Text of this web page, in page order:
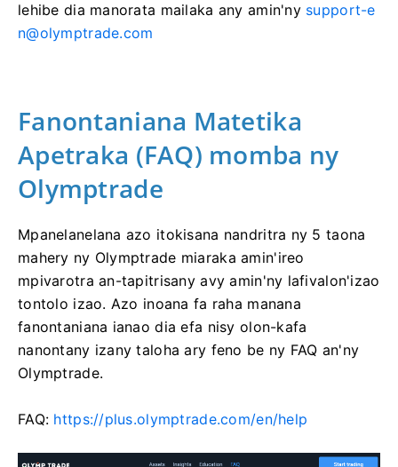
lehibe dia manorata mailaka any amin'ny support-e
n@olymptrade.com
Fanontaniana Matetika
Apetraka (FAQ) momba ny
Olymptrade
Mpanelanelana azo itokisana nandritra ny 5 taona
mahery ny Olymptrade miaraka amin'ireo
mpivarotra an-tapitrisany avy amin'ny lafivalon'izao
tontolo izao. Azo inoana fa raha manana
fanontaniana ianao dia efa nisy olon-kafa
nanontany izany taloha ary feno be ny FAQ an'ny
Olymptrade.
FAQ: https://plus.olymptrade.com/en/help